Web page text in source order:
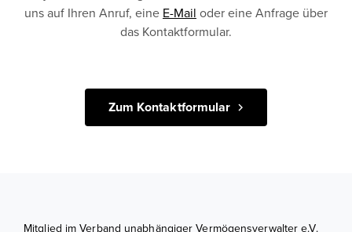
uns auf Ihren Anruf, eine E-Mail oder eine Anfrage über
das Kontaktformular.
Zum Kontaktformular
Mitglied im Verband unabhängiger Vermögensverwalter e.V.